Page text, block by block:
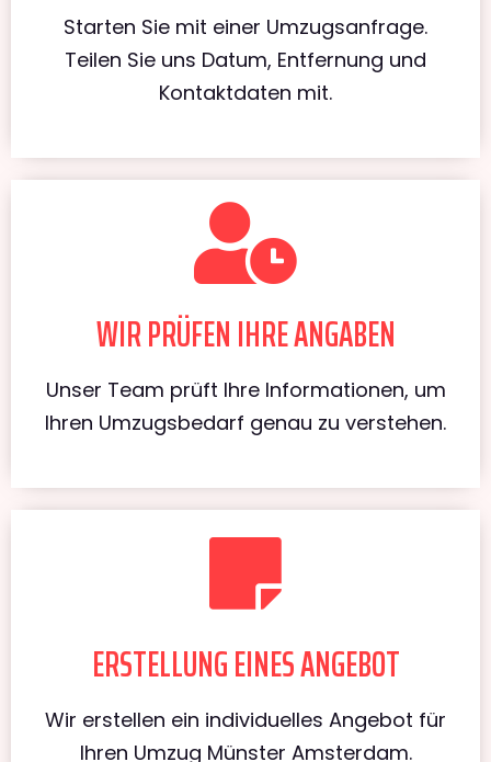
Starten Sie mit einer Umzugsanfrage.
Teilen Sie uns Datum, Entfernung und
Kontaktdaten mit.
WIR PRÜFEN IHRE ANGABEN
Unser Team prüft Ihre Informationen, um
Ihren Umzugsbedarf genau zu verstehen.
ERSTELLUNG EINES ANGEBOT
Wir erstellen ein individuelles Angebot für
Ihren Umzug Münster Amsterdam.